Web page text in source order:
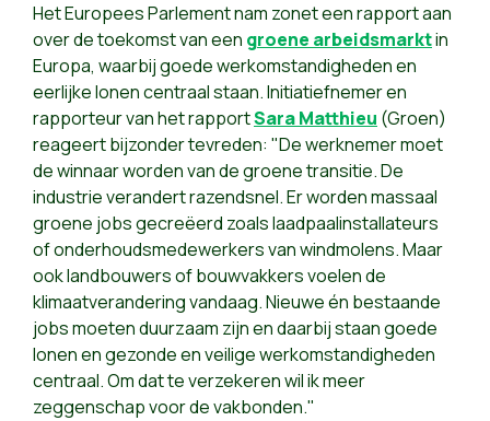
Het Europees Parlement nam zonet een rapport aan
over de toekomst van een groene arbeidsmarktin
Europa, waarbij goede werkomstandigheden en
eerlijke lonen centraal staan. Initiatiefnemer en
rapporteur van het rapportSara Matthieu (Groen)
reageert bijzonder tevreden: "De werknemer moet
de winnaar worden van de groene transitie. De
industrie verandert razendsnel. Er worden massaal
groene jobs gecreëerd zoals laadpaalinstallateurs
of onderhoudsmedewerkers van windmolens. Maar
ook landbouwers of bouwvakkers voelen de
klimaatverandering vandaag. Nieuwe én bestaande
jobs moeten duurzaam zijn en daarbij staan goede
lonen en gezonde en veilige werkomstandigheden
centraal. Om dat te verzekeren wil ik meer
zeggenschap voor de vakbonden."